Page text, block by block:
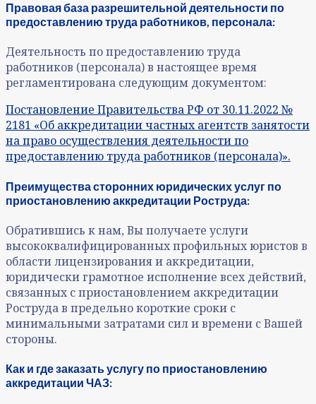
Правовая база разрешительной деятельности по
предоставлению труда работников, персонала:
Деятельность по предоставлению труда
работников (персонала) в настоящее время
регламентирована следующим документом:
Постановление Правительства РФ от 30.11.2022 №
2181 «Об аккредитации частных агентств занятости
на право осуществления деятельности по
предоставлению труда работников (персонала)».
Преимущества сторонних юридических услуг по
приостановлению аккредитации Роструда:
Обратившись к нам, Вы получаете услуги
высококвалифицированных профильных юристов в
области лицензирования и аккредитации,
юридически грамотное исполнение всех действий,
связанных с приостановлением аккредитации
Роструда в предельно короткие сроки с
минимальными затратами сил и времени с Вашей
стороны.
Как и где заказать услугу по приостановлению
аккредитации ЧАЗ: